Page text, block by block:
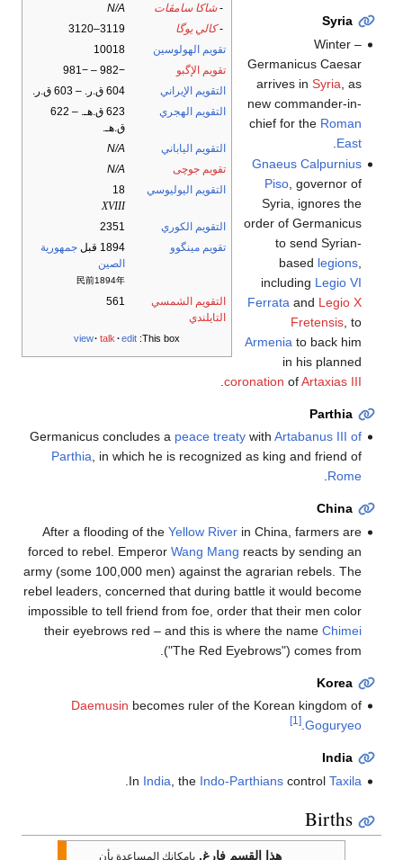
-شاكا سامڤات
N/A
-كالي يوگا
3119–3120
تقويم الهولوسين
10018
تقويم الإگبو
−982 – −981
التقويم الإيراني
604 ق.ر. – 603 ق.ر.
التقويم الهجري
623 ق.هـ. – 622
ق.هـ.
التقويم الياباني
N/A
تقويم جوچى
N/A
التقويم اليوليوسي
18
XVIII
التقويم الكوري
2351
تقويم مينگوو
1894 قبل
جمهورية
الصين
民前1894年
التقويم الشمسي
التايلندي
561
This box:
view talk edit
Syria
Winter –
Germanicus Caesar
arrives in Syria , as
new commander-in-
chief for the Roman
East
Gnaeus Calpurnius
Piso, governor of
Syria, ignores the
order of Germanicus
to send Syrian-
based legions,
including Legio VI
Ferrata and Legio X
Fretensis, to
Armenia to back him
in his planned
coronation ofArtaxias III
Parthia
Germanicus concludes a peace treatywith Artabanus III of
Parthia, in which he is recognized as king and friend of
Rome
.
China
After a flooding of the Yellow Riverin China, farmers are
forced to rebel. Emperor Wang Mang reacts by sending an
army (some 100,000 men) against the agrarian rebels. The
rebel leaders, concerned that during battle it would become
impossible to tell friend from foe, order that their men color
their eyebrows red – and this is where the name Chimei
("The Red Eyebrows") comes from.
Korea
Daemusin becomes ruler of the Korean kingdom of
Goguryeo
.
[1]
India
In India , the Indo-Parthianscontrol Taxila
Births
هذا القسم فارغ. بإمكانك المساعدة بأن